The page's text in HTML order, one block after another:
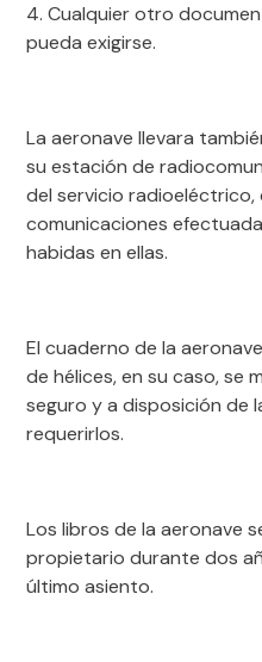
4. Cualquier otro
pueda exigirse.
La aeronave llevara
su estación de
del servicio
comunicaciones
habidas en ellas.
El cuaderno de la
de hélices, en su caso, se
seguro y a disposición de
requerirlos.
Los libros de la aeronave
propietario durante dos
último asiento.